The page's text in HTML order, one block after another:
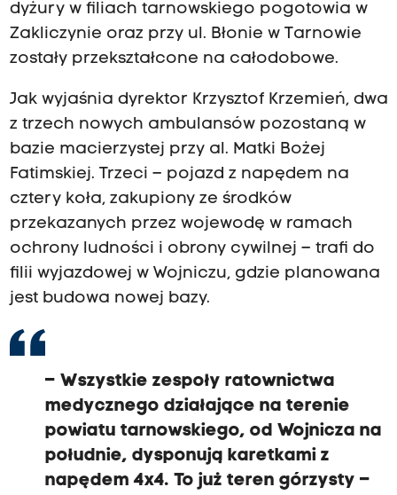
dyżury w filiach tarnowskiego pogotowia w
Zakliczynie oraz przy ul. Błonie w Tarnowie
zostały przekształcone na całodobowe.
Jak wyjaśnia dyrektor Krzysztof Krzemień, dwa
z trzech nowych ambulansów pozostaną w
bazie macierzystej przy al. Matki Bożej
Fatimskiej. Trzeci – pojazd z napędem na
cztery koła, zakupiony ze środków
przekazanych przez wojewodę w ramach
ochrony ludności i obrony cywilnej – trafi do
filii wyjazdowej w Wojniczu, gdzie planowana
jest budowa nowej bazy.
– Wszystkie zespoły ratownictwa
medycznego działające na terenie
powiatu tarnowskiego, od Wojnicza na
południe, dysponują karetkami z
napędem 4x4. To już teren górzysty –